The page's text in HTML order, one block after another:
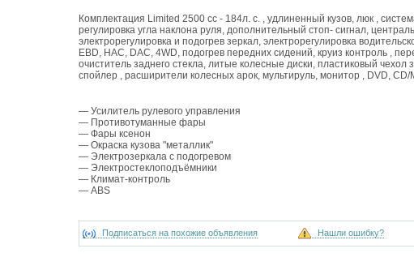
Комплектация Limited 2500 сс - 184л. с. , удлиненный кузов, люк ,
регулировка угла наклона руля, дополнительный стоп- сигнал,
электрорегулировка и подогрев зеркал, электрорегулировка
EBD, HAC, DAC, 4WD, подогрев передних сидений, круиз контроль ,
очиститель заднего стекла, литые колесные диски, пластиковый
спойлер , расширители колесных арок, мультируль, монитор , DVD,
— Усилитель рулевого управления
— Противотуманные фары
— Фары ксенон
— Окраска кузова "металлик"
— Электрозеркала с подогревом
— Электростеклоподъёмники
— Климат-контроль
— ABS
Подписаться на похожие объявления Нашли ошибку?